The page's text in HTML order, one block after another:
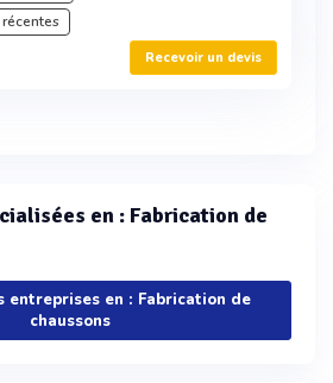
Recevoir un devis
en : Fabrication de
entreprises en : Fabrication de
chaussons